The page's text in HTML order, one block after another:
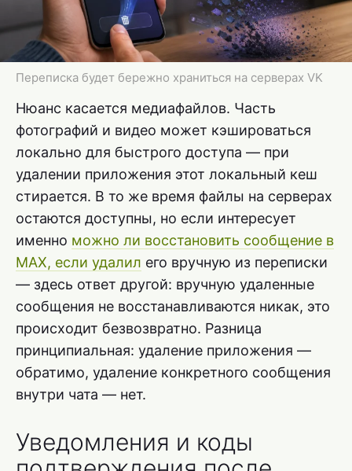
Переписка будет бережно храниться на серверах VK
Нюанс касается медиафайлов. Часть
фотографий и видео может кэшироваться
локально для быстрого доступа — при
удалении приложения этот локальный кеш
стирается. В то же время файлы на серверах
остаются доступны, но если интересует
именно можно ли восстановить сообщение в
MAX, если удалил его вручную из переписки
— здесь ответ другой: вручную удаленные
сообщения не восстанавливаются никак, это
происходит безвозвратно. Разница
принципиальная: удаление приложения —
обратимо, удаление конкретного сообщения
внутри чата — нет.
Уведомления и коды